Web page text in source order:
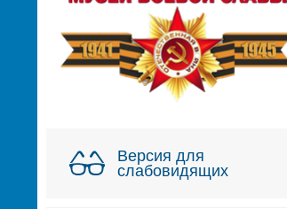
Версия для
слабовидящих